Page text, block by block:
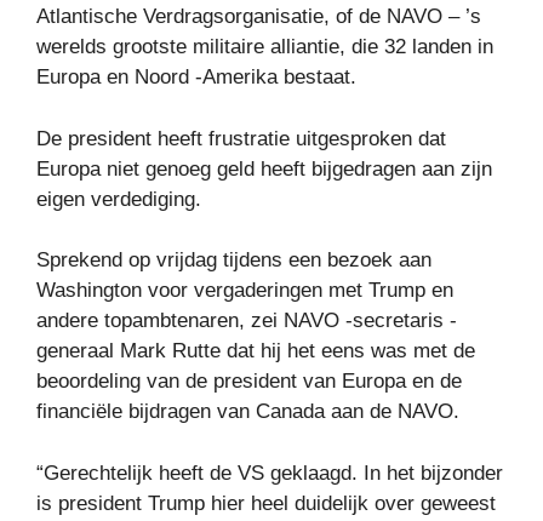
Atlantische Verdragsorganisatie, of de NAVO – ’s
werelds grootste militaire alliantie, die 32 landen in
Europa en Noord -Amerika bestaat.
De president heeft frustratie uitgesproken dat
Europa niet genoeg geld heeft bijgedragen aan zijn
eigen verdediging.
Sprekend op vrijdag tijdens een bezoek aan
Washington voor vergaderingen met Trump en
andere topambtenaren, zei NAVO -secretaris -
generaal Mark Rutte dat hij het eens was met de
beoordeling van de president van Europa en de
financiële bijdragen van Canada aan de NAVO.
“Gerechtelijk heeft de VS geklaagd. In het bijzonder
is president Trump hier heel duidelijk over geweest